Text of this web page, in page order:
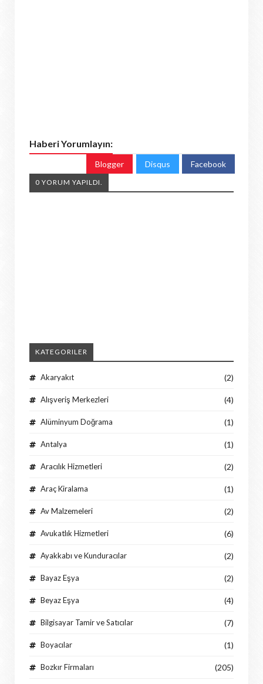
Haberi Yorumlayın:
Blogger Disqus Facebook
0 YORUM YAPILDI.
KATEGORILER
Akaryakıt (2)
Alışveriş Merkezleri (4)
Alüminyum Doğrama (1)
Antalya (1)
Aracılık Hizmetleri (2)
Araç Kiralama (1)
Av Malzemeleri (2)
Avukatlık Hizmetleri (6)
Ayakkabı ve Kunduracılar (2)
Bayaz Eşya (2)
Beyaz Eşya (4)
Bilgisayar Tamir ve Satıcılar (7)
Boyacılar (1)
Bozkır Firmaları (205)